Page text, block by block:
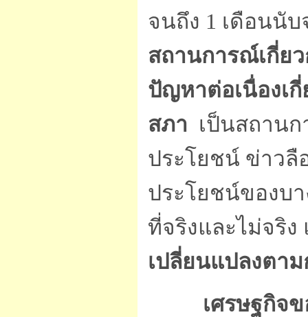
จนถึง 1 เดือนนั
สถานการณ์เกี่ย
ปัญหาต่อเนื่องเ
สภา เป็นสถาน
ประโยชน์ ข่าวลื
ประโยชน์ของบ
ที่จริงและไม่จริง
เปลี่ยนแปลงตา
เศรษฐกิจ